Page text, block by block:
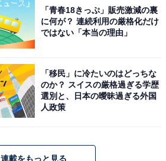
「青春18きっぷ」販売激減の裏
に何が？ 連続利用の厳格化だけ
ではない「本当の理由」
「移民」に冷たいのはどっちな
のか？ スイスの厳格過ぎる学歴
選別と、日本の曖昧過ぎる外国
人政策
連載をもっと見る